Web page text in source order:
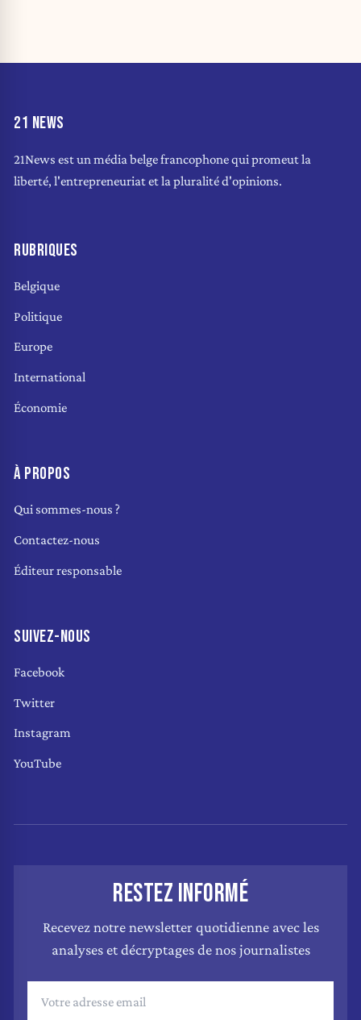
21 NEWS
21News est un média belge francophone qui promeut la
liberté, l'entrepreneuriat et la pluralité d'opinions.
RUBRIQUES
Belgique
Politique
Europe
International
Économie
À PROPOS
Qui sommes-nous ?
Contactez-nous
Éditeur responsable
SUIVEZ-NOUS
Facebook
Twitter
Instagram
YouTube
RESTEZ INFORMÉ
Recevez notre newsletter quotidienne avec les
analyses et décryptages de nos journalistes